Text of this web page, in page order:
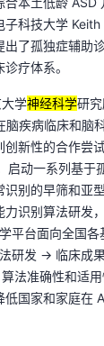
子科技大学
出了孤独症辅助
疗体系。
学神经科学研
脑疾病临床和脑
创新性的合作尝
启动一系列基于
识别的早筛和亚
力识别算法研发
平台面向全国
研发 -> 临床成
法准确性和适
低国家和家庭在